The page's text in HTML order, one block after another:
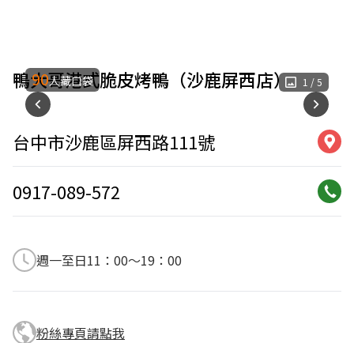
鴨大哥港式脆皮烤鴨（沙鹿屏西店） 1 /5
90人藏口袋
台中市沙鹿區屏西路111號
0917-089-572
週一至日11：00～19：00
粉絲專頁請點我